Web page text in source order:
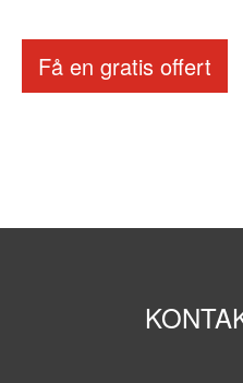
Få en gratis offert